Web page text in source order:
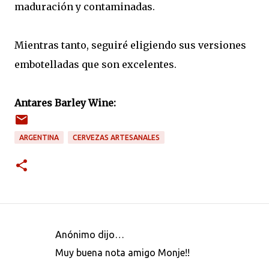
maduración y contaminadas.
Mientras tanto, seguiré eligiendo sus versiones
embotelladas que son excelentes.
Antares Barley Wine:
ARGENTINA CERVEZAS ARTESANALES
Anónimo dijo…
Muy buena nota amigo Monje!!